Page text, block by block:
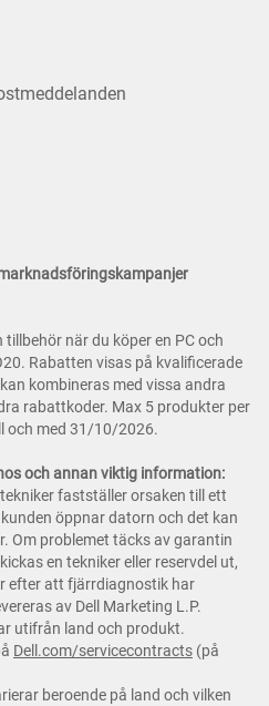
när du köper en PC och
Rabatten visas på kvalificerade
kombineras med vissa andra
rabattkoder. Max 5 produkter per
och med 31/10/2026.
och annan viktig information:
fastställer orsaken till ett
öppnar datorn och det kan
Om problemet täcks av garantin
en tekniker eller reservdel ut,
efter att fjärrdiagnostik har
av Dell Marketing L.P.
utifrån land och produkt.
Dell.com/servicecontracts (på
beroende på land och vilken